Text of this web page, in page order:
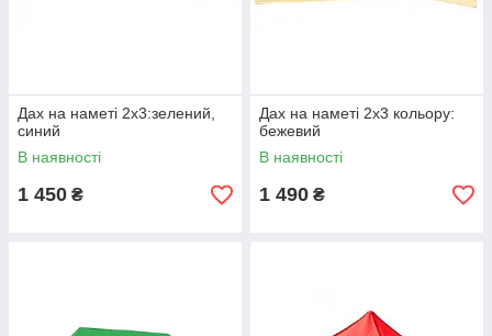
Дах на наметі 2x3:зелений,
синий
В наявності
1 450 ₴
Дах на наметі 2x3 кольору:
бежевий
В наявності
1 490 ₴